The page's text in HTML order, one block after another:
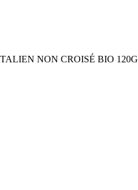
NON CROISÉ BIO 120G